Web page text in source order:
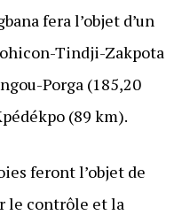
fera l’objet d’un
Tindji-Zakpota
Porga (185,20
(89 km).
feront l’objet de
le contrôle et la